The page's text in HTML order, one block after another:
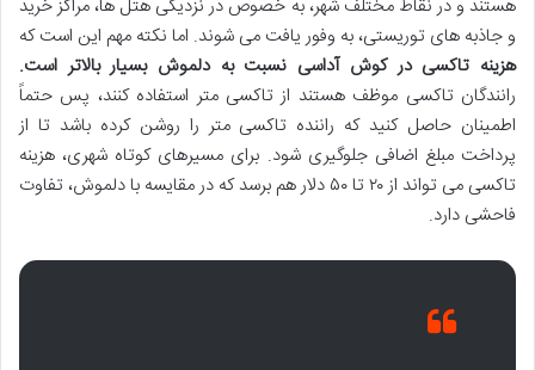
هستند و در نقاط مختلف شهر، به خصوص در نزدیکی هتل ها، مراکز خرید
و جاذبه های توریستی، به وفور یافت می شوند. اما نکته مهم این است که
هزینه تاکسی در کوش آداسی نسبت به دلموش بسیار بالاتر است.
رانندگان تاکسی موظف هستند از تاکسی متر استفاده کنند، پس حتماً
اطمینان حاصل کنید که راننده تاکسی متر را روشن کرده باشد تا از
پرداخت مبلغ اضافی جلوگیری شود. برای مسیرهای کوتاه شهری، هزینه
تاکسی می تواند از ۲۰ تا ۵۰ دلار هم برسد که در مقایسه با دلموش، تفاوت
فاحشی دارد.